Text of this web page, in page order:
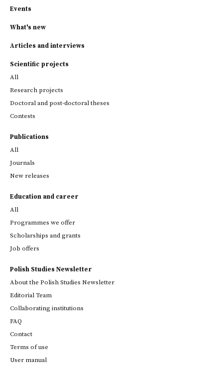
Events
What's new
Articles and interviews
Scientific projects
All
Research projects
Doctoral and post-doctoral theses
Contests
Publications
All
Journals
New releases
Education and career
All
Programmes we offer
Scholarships and grants
Job offers
Polish Studies Newsletter
About the Polish Studies Newsletter
Editorial Team
Collaborating institutions
FAQ
Contact
Terms of use
User manual